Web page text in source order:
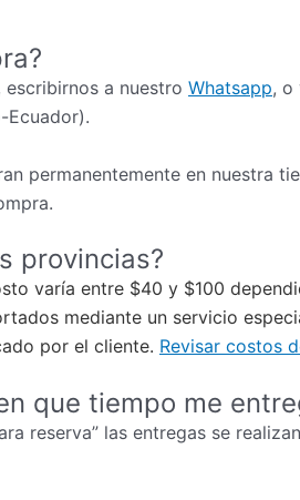
escribirnos a nuestro Whatsapp, o
Ecuador).
permanentemente en nuestra
provincias?
varía entre $40 y $100
mediante un servicio
por el cliente. Revisar costos
que tiempo me
reserva” las entregas se